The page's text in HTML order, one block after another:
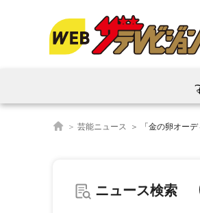
芸能ニュース 「金の卵オー
ニュース検索